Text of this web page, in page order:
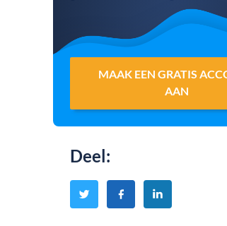
MAAK EEN GRATIS
AAN
Deel: